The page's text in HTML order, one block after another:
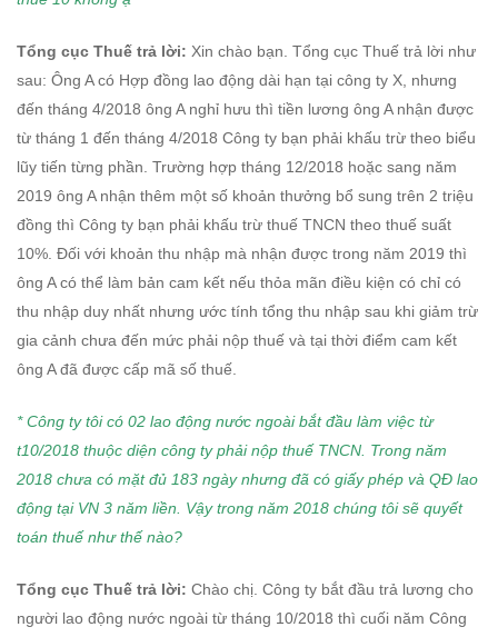
Tổng cục Thuế trả lời: Xin chào bạn. Tổng cục Thuế trả lời như
sau: Ông A có Hợp đồng lao động dài hạn tại công ty X, nhưng
đến tháng 4/2018 ông A nghỉ hưu thì tiền lương ông A nhận được
từ tháng 1 đến tháng 4/2018 Công ty bạn phải khấu trừ theo biểu
lũy tiến từng phần. Trường hợp tháng 12/2018 hoặc sang năm
2019 ông A nhận thêm một số khoản thưởng bổ sung trên 2 triệu
đồng thì Công ty bạn phải khấu trừ thuế TNCN theo thuế suất
10%. Đối với khoản thu nhập mà nhận được trong năm 2019 thì
ông A có thể làm bản cam kết nếu thỏa mãn điều kiện có chỉ có
thu nhập duy nhất nhưng ước tính tổng thu nhập sau khi giảm trừ
gia cảnh chưa đến mức phải nộp thuế và tại thời điểm cam kết
ông A đã được cấp mã số thuế.
* Công ty tôi có 02 lao động nước ngoài bắt đầu làm việc từ
t10/2018 thuộc diện công ty phải nộp thuế TNCN. Trong năm
2018 chưa có mặt đủ 183 ngày nhưng đã có giấy phép và QĐ lao
động tại VN 3 năm liền. Vậy trong năm 2018 chúng tôi sẽ quyết
toán thuế như thế nào?
Tổng cục Thuế trả lời: Chào chị. Công ty bắt đầu trả lương cho
người lao động nước ngoài từ tháng 10/2018 thì cuối năm Công